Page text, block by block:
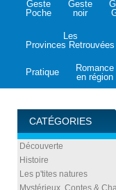
Geste
Poche
Geste
noir
Les
Provinces Retrouvées
Pratique
Romance
en région
CATÉGORIES
Découverte
Histoire
Les p'tites natures
Mystérieux, Contes &